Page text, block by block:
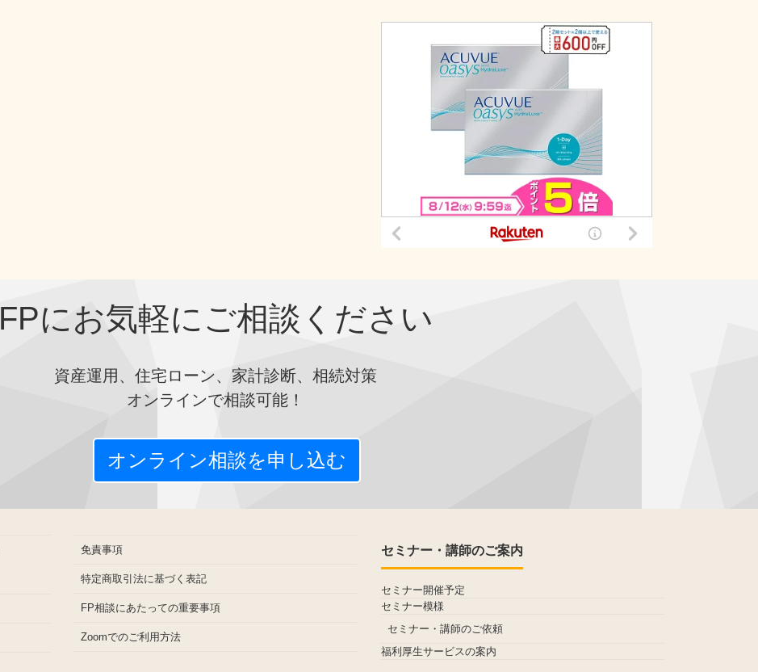
FPにお気軽にご相談ください
資産運用、住宅ローン、家計診断、相続対策
オンラインで相談可能！
オンライン相談を申し込む
免責事項
特定商取引法に基づく表記
FP相談にあたっての重要事項
Zoomでのご利用方法
セミナー・講師のご案内
セミナー開催予定
セミナー模様
セミナー・講師のご依頼
福利厚生サービスの案内